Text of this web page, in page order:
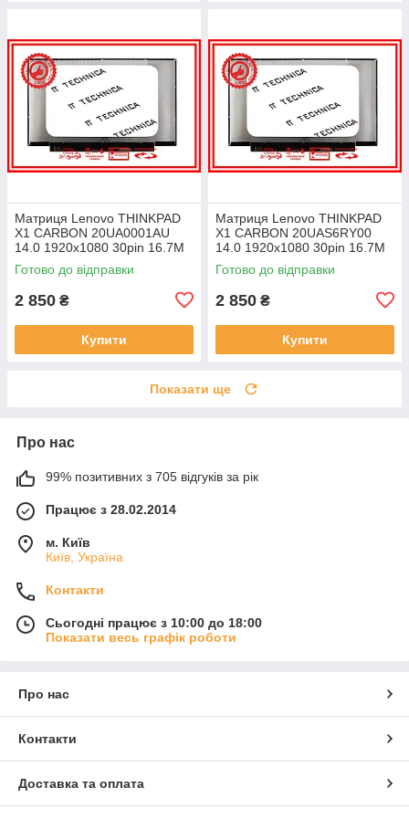
Матриця Lenovo THINKPAD
X1 CARBON 20UA0001AU
14.0 1920x1080 30pin 16.7M
45% NTSC 300 cd/m² для
ноутбука
Готово до відправки
2 850 ₴
Купити
Матриця Lenovo THINKPAD
X1 CARBON 20UAS6RY00
14.0 1920x1080 30pin 16.7M
45% NTSC 300 cd/m² для
ноутбука
Готово до відправки
2 850 ₴
Купити
Показати ще
Про нас
99% позитивних з 705 відгуків за рік
Працює з 28.02.2014
м. Київ
Київ, Україна
Контакти
Сьогодні працює з 10:00 до 18:00
Показати весь графік роботи
Про нас
Контакти
Доставка та оплата